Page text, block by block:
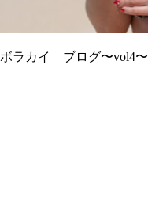
ボラカイ ブログ〜vol4〜